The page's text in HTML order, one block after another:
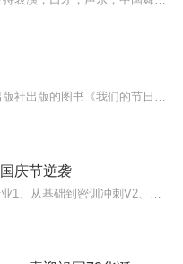
庆节逆袭